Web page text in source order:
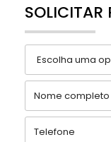
SOLICITAR